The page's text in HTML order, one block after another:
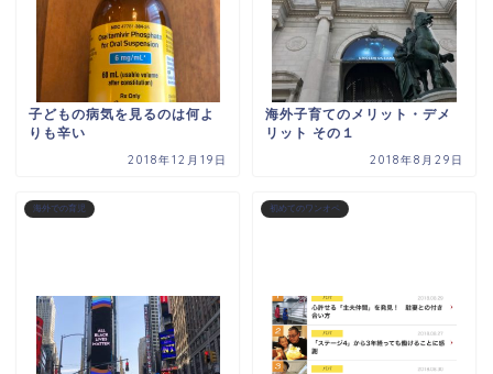
子どもの病気を見るのは何よ
りも辛い
2018年12月19日
海外子育てのメリット・デメ
リット その１
2018年8月29日
海外での育児 初めてのワンオペ